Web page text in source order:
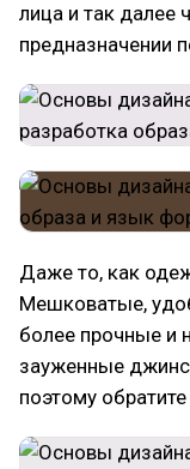
лица и так далее
предназначении
Даже то, как
Мешковатые,
более прочные и
зауженные
поэтому